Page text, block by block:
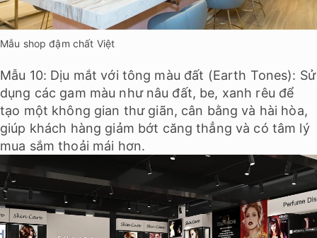
Mẫu shop đậm chất Việt
Mẫu 10: Dịu mắt với tông màu đất (Earth Tones): Sử
dụng các gam màu như nâu đất, be, xanh rêu để
tạo một không gian thư giãn, cân bằng và hài hòa,
giúp khách hàng giảm bớt căng thẳng và có tâm lý
mua sắm thoải mái hơn.